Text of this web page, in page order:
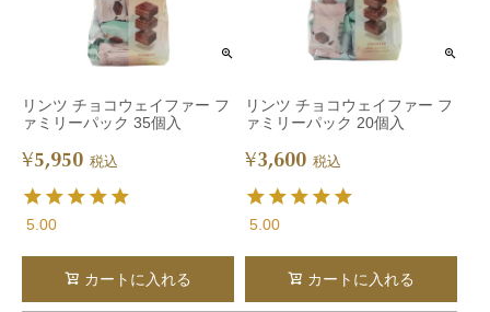
リンツ チョコウェイファー フ
ァミリーパック 35個入
¥5,950 税込
5.00
カートに入れる
リンツ チョコウェイファー フ
ァミリーパック 20個入
¥3,600 税込
5.00
カートに入れる